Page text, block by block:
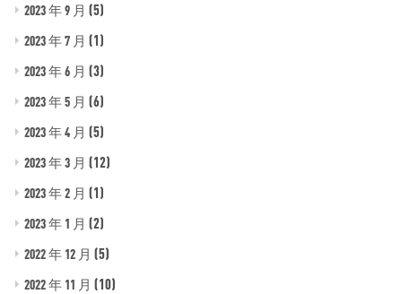
2023 年 9 月 (5)
2023 年 7 月 (1)
2023 年 6 月 (3)
2023 年 5 月 (6)
2023 年 4 月 (5)
2023 年 3 月 (12)
2023 年 2 月 (1)
2023 年 1 月 (2)
2022 年 12 月 (5)
2022 年 11 月 (10)